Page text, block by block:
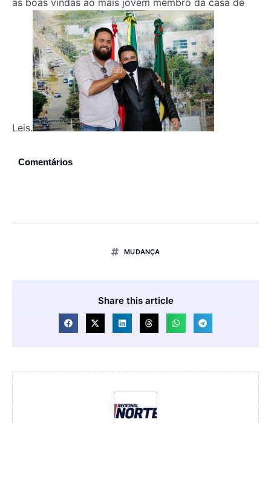
as boas vindas ao mais jovem membro da casa de
Leis.
Comentários
MUDANÇA
Share this article